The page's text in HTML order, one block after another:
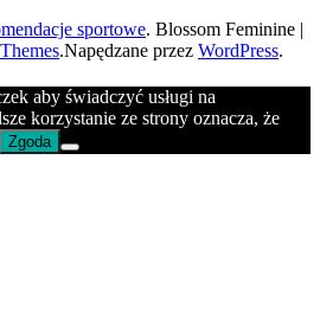
sportowe. Blossom Feminine |
.Napędzane przez WordPress.
aby świadczyć usługi na
korzystanie ze strony oznacza, że
Zgoda